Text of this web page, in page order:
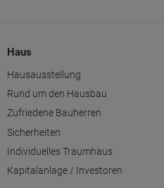
Haus
Hausausstellung
Rund um den Hausbau
Zufriedene Bauherren
Sicherheiten
Individuelles Traumhaus
Kapitalanlage / Investoren